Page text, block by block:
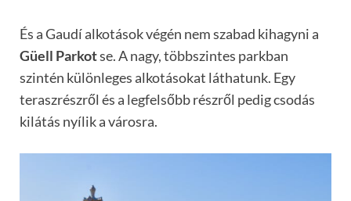
És a Gaudí alkotások végén nem szabad kihagyni a
Güell Parkotse. A nagy, többszintes parkban
szintén különleges alkotásokat láthatunk. Egy
teraszrészről és a legfelsőbb részről pedig csodás
kilátás nyílik a városra.